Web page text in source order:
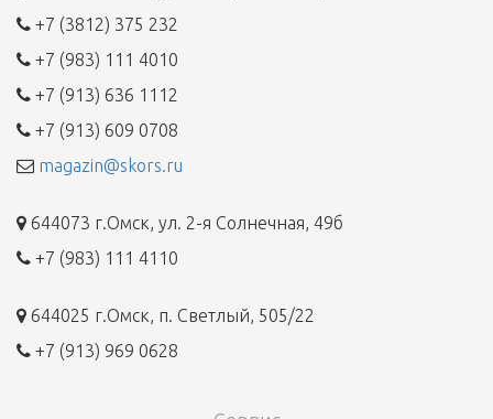
+7 (3812) 375 232
+7 (983) 111 4010
+7 (913) 636 1112
+7 (913) 609 0708
magazin@skors.ru
644073 г.Омск, ул. 2-я Солнечная, 49б
+7 (983) 111 4110
644025 г.Омск, п. Светлый, 505/22
+7 (913) 969 0628